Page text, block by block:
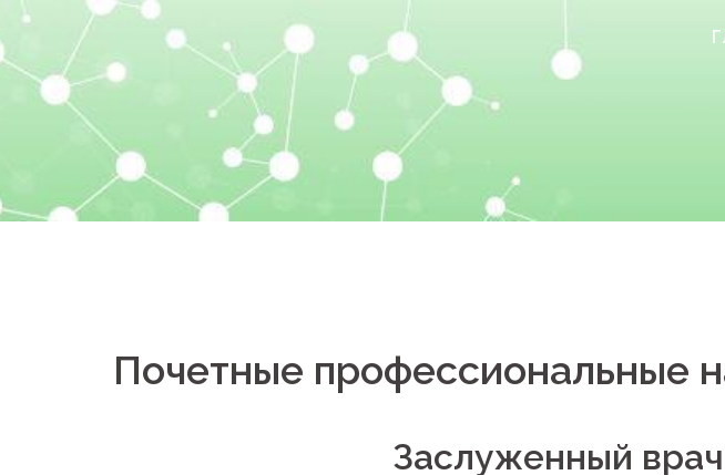
Перейти
к
содержимому
Почетные профессиональные
Заслуженный врач